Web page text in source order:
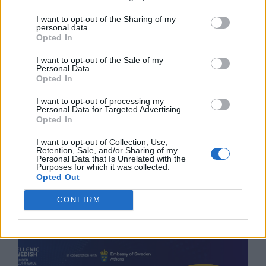
I want to opt-out of the Sharing of my
personal data.
Opted In
I want to opt-out of the Sale of my
Personal Data.
Opted In
I want to opt-out of processing my
Personal Data for Targeted Advertising.
Opted In
I want to opt-out of Collection, Use,
Retention, Sale, and/or Sharing of my
Personal Data that Is Unrelated with the
Purposes for which it was collected.
Opted Out
CONFIRM
Συνέδρια
Προλάβετε τα Super Early
Bird εισιτήρια του
Advanced Telecoms
Summit 2026
Ιουλ 17, 2026
Εκθέσεις
Η INFACOMA επιστρέφει με
Ιουλ 16, 2026
Συνέδρια
12th MedTech Conference:
Δύο χρόνια «στην
καινοτομία λόγω ΕΟΠΥΥ
Ιουλ 15, 2026
Επιλεγμένα